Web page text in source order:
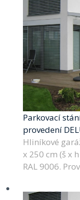
Parkovací
provedení
Hliníkové
x 250 cm (š x
RAL 9006.